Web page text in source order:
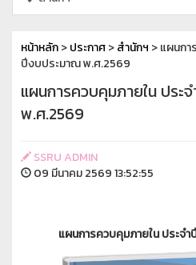
หน้าหลัก>ประกาศ>สำนักฯ > แผนกา
ปีงบประมาณ พ.ศ.2569
แผนการควบคุมภายใน ประ
พ.ศ.2569
SSRU ADMIN
09 มีนาคม 2569 13:52:55
แผนการควบคุมภายใน ประจ